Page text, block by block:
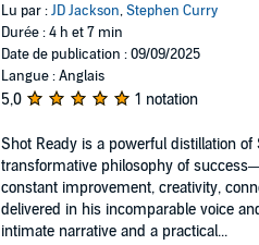
Lu par :JD Jackson,Stephen Curry
Durée : 4 h et 7 min
Date de publication : 09/09/2025
Langue : Anglais
5,0 1 notation
Shot Ready is a powerful distillation of
transformative philosophy of
constant improvement, creativity,
delivered in his incomparable voice
intimate narrative and a practical...